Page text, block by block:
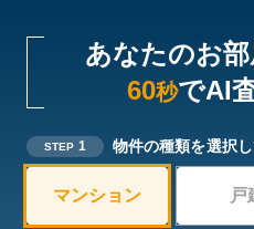
あなたのお
60秒でAI
STEP 1 物件の種類を選択
マンション 戸